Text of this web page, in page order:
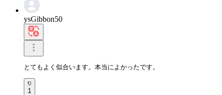
ysGibbon50
とてもよく似合います。本当によかったです。
1